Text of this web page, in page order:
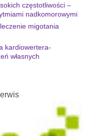
częstotliwości –
nadkomorowymi
migotania
kardiowertera-
własnych